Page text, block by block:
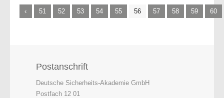
51 52 53 54 55 56 57 58 59 60
Postanschrift
Deutsche Sicherheits-Akademie GmbH
Postfach 12 01